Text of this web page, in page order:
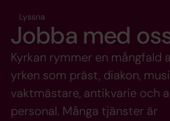
Lyssna
Jobba med
Kyrkan rymmer en mångfald
yrken som präst, diakon,
vaktmästare, antikvarie och
personal. Många tjänster är